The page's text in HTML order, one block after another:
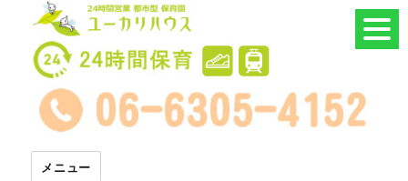
24時間託児所 ユーカリハウス
メニュー